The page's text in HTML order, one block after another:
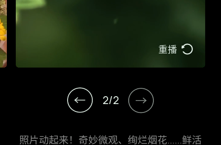
2/2
照片动起来！奇妙微观、绚烂烟花......鲜活